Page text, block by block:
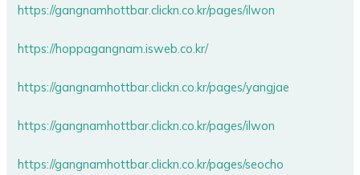
https://gangnamhottbar.clickn.co.kr/pages/ilwon
https://hoppagangnam.isweb.co.kr/
https://gangnamhottbar.clickn.co.kr/pages/yangjae
https://gangnamhottbar.clickn.co.kr/pages/ilwon
https://gangnamhottbar.clickn.co.kr/pages/seocho